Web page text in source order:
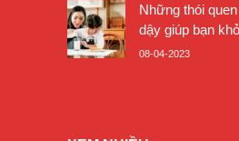
Những thói
dậy giúp bạn
08-04-2023